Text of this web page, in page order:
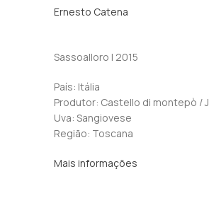
Ernesto Catena
Sassoalloro | 2015
País: Itália
Produtor: Castello di montepò /
Uva: Sangiovese
Região: Toscana
Mais informações